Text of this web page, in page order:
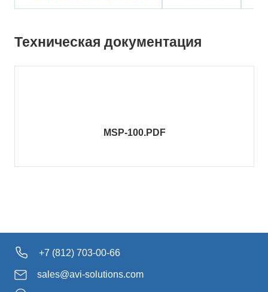
Техническая документация
MSP-100.PDF
+7 (812) 703-00-66
sales@avi-solutions.com